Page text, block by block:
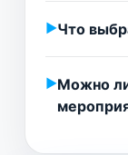
Что
Можно